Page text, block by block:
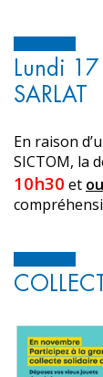
Lundi
SARLAT
En raison
SICTOM, la
10h30 et